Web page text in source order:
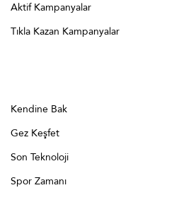
Aktif Kampanyalar
Tıkla Kazan Kampanyalar
Kendine Bak
Gez Keşfet
Son Teknoloji
Spor Zamanı